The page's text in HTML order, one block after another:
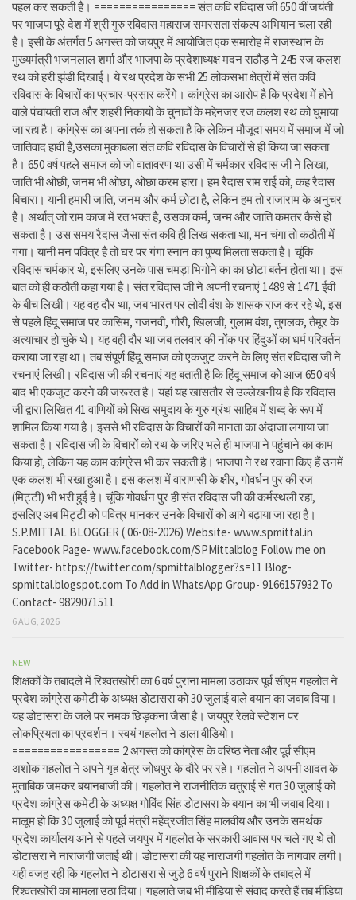
पहल कर सकती है। ================ संत कवि रविदास जी 650 वीं जयंती
पर भाजपा पूरे देश में श्री गुरु रविदास महाराज समरसता संकल्प अभियान चला रही
है। इसी के अंतर्गत 5 अगस्त को जयपुर में आयोजित एक समारोह में राजस्थान के
मुख्यमंत्री भजनलाल शर्मा और भाजपा के प्रदेशाध्यक्ष मदन राठौड़ ने 245 रज कलश
रथ को हरी झंडी दिखाई। ये रथ प्रदेश के सभी 25 लोकसभा क्षेत्रों में संत कवि
रविदास के विचारों का प्रचार-प्रसार करेंगे। कांग्रेस का आरोप है कि प्रदेश में होने
वाले पंचायती राज और शहरी निकायों के चुनावों के मद्देनजर रज कलश रथ को घुमाया
जा रहा है। कांग्रेस का अपना तर्क हो सकता है कि लेकिन मौजूदा समय में समाज में जो
जातिवाद हावी है,उसका मुकाबला संत कवि रविदास के विचारों से ही किया जा सकता
है। 650 वर्ष पहले समाज को जो वातावरण था उसी में चर्मकार रविदास जी ने लिखा,
जाति भी ओछी, जनम भी ओछा, ओछा करम हारा। हम रैदास राम राई को, कह रैदास
बिचारा। यानी हमारी जाति, जनम और कर्म छोटा है, लेकिन हम तो राजाराम के अनुचर
है। अर्थात् जो राम काज में रत भक्त है, उसका कर्म, जन्म और जाति कमतर कैसे हो
सकता है। उस समय रैदास जैसा संत कवि ही लिख सकता था, मन चंगा तो कठौती में
गंगा। यानी मन पवित्र है तो घर पर गंगा स्नान का पुण्य मिलता सकता है। चूंकि
रविदास चर्मकार थे, इसलिए उनके पास चमड़ा भिगोने का का छोटा बर्तन होता था। इस
बात को ही कठौती कहा गया है। संत रविदास जी ने अपनी रचनाएं 1489 से 1471 ईवी
के बीच लिखी। यह वह दौर था, जब भारत पर लोदी वंश के शासक राज कर रहे थे, इस
से पहले हिंदू समाज पर कासिम, गजनवी, गौरी, खिलजी, गुलाम वंश, तुगलक, तैमूर के
अत्याचार हो चुके थे। यह वही दौर था जब तलवार की नोंक पर हिंदुओं का धर्म परिवर्तन
कराया जा रहा था। तब संपूर्ण हिंदू समाज को एकजुट करने के लिए संत रविदास जी ने
रचनाएं लिखी। रविदास जी की रचनाएं यह बताती है कि हिंदू समाज को आज 650 वर्ष
बाद भी एकजुट करने की जरूरत है। यहां यह खासतौर से उल्लेखनीय है कि रविदास
जी द्वारा लिखित 41 वाणियोंं को सिख समुदाय के गुरु ग्रंथ साहिब में शब्द के रूप में
शामिल किया गया है। इससे भी रविदास के विचारों की मानता का अंदाजा लगाया जा
सकता है। रविदास जी के विचारों को रथ के जरिए भले ही भाजपा ने पहुंचाने का काम
किया हो, लेकिन यह काम कांग्रेस भी कर सकती है। भाजपा ने रथ रवाना किए हैं उनमें
एक कलश भी रखा हुआ है। इस कलश में वाराणसी के क्षीर, गोवर्धन पुर की रज
(मिट्टी) भी भरी हुई है। चूंकि गोवर्धन पुर ही संत रविदास जी की कर्मस्थली रहा,
इसलिए अब मिट्टी को पवित्र मानकर उनके विचारों को आगे बढ़ाया जा रहा है।
S.P.MITTAL BLOGGER ( 06-08-2026) Website- www.spmittal.in
Facebook Page- www.facebook.com/SPMittalblog Follow me on
Twitter- https://twitter.com/spmittalblogger?s=11 Blog-
spmittal.blogspot.com To Add in WhatsApp Group- 9166157932 To
Contact- 9829071511
6 AUG, 2026
NEW
शिक्षकों के तबादले में रिश्वतखोरी का 6 वर्ष पुराना मामला उठाकर पूर्व सीएम गहलोत ने
प्रदेश कांग्रेस कमेटी के अध्यक्ष डोटासरा को 30 जुलाई वाले बयान का जवाब दिया।
यह डोटासरा के जले पर नमक छिड़कना जैसा है। जयपुर रेलवे स्टेशन पर
लोकप्रियता का प्रदर्शन। स्वयं गहलोत ने डाला वीडियो।
================= 2 अगस्त को कांग्रेस के वरिष्ठ नेता और पूर्व सीएम
अशोक गहलोत ने अपने गृह क्षेत्र जोधपुर के दौरे पर रहे। गहलोत ने अपनी आदत के
मुताबिक जमकर बयानबाजी की। गहलोत ने राजनीतिक चतुराई से गत 30 जुलाई को
प्रदेश कांग्रेस कमेटी के अध्यक्ष गोविंद सिंह डोटासरा के बयान का भी जवाब दिया।
मालूम हो कि 30 जुलाई को पूर्व मंत्री महेंद्रजीत सिंह मालवीय और उनके समर्थक
प्रदेश कार्यालय आने से पहले जयपुर में गहलोत के सरकारी आवास पर चले गए थे तो
डोटासरा ने नाराजगी जताई थी। डोटासरा की यह नाराजगी गहलोत के नागवार लगी।
यही वजह रही कि गहलोत ने डोटासरा से जुड़े 6 वर्ष पुराने शिक्षकों के तबादले में
रिश्वतखोरी का मामला उठा दिया। गहलाते जब भी मीडिया से संवाद करते हैं तब मीडिया